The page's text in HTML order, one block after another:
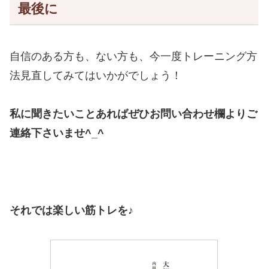
最後に
自信のある方も、ない方も、今一度トレーニング方
法見直してみてはいかがでしょう！
私に聞きたいことあればぜひお問い合わせ欄よりご
連絡下さいませ^_^
それでは楽しい筋トレを♪